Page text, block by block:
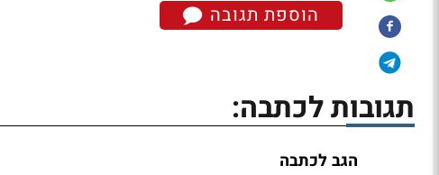
הוספת תגובה
תגובות לכתבה:
הגב לכתבה